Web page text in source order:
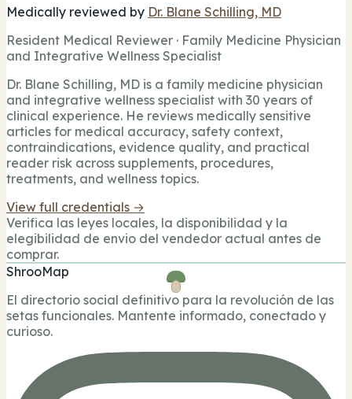
Medically reviewed by Dr. Blane Schilling, MD
Resident Medical Reviewer · Family Medicine Physician
and Integrative Wellness Specialist
Dr. Blane Schilling, MD is a family medicine physician
and integrative wellness specialist with 30 years of
clinical experience. He reviews medically sensitive
articles for medical accuracy, safety context,
contraindications, evidence quality, and practical
reader risk across supplements, procedures,
treatments, and wellness topics.
View full credentials →
Verifica las leyes locales, la disponibilidad y la
elegibilidad de envio del vendedor actual antes de
comprar.
ShrooMap
El directorio social definitivo para la revolución de las
setas funcionales. Mantente informado, conectado y
curioso.